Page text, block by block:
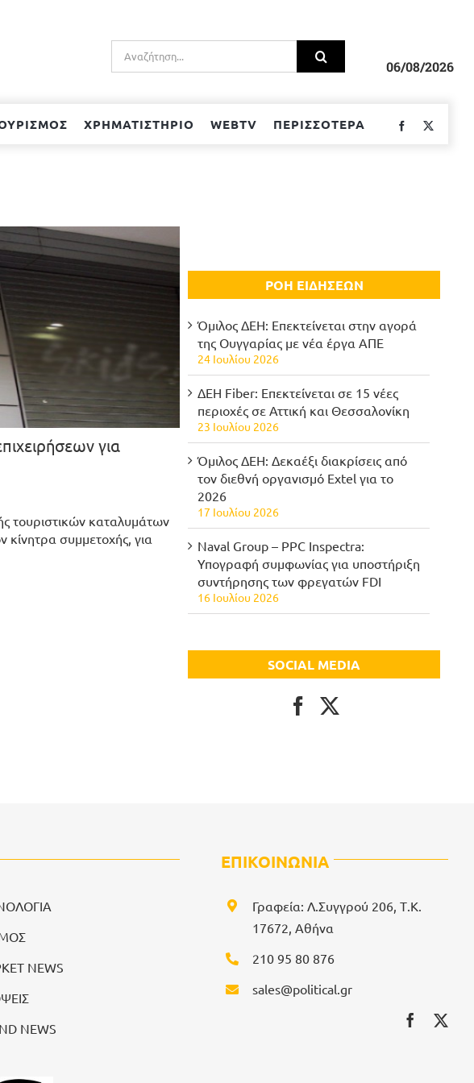
Αναζήτηση
για:
06/08/2026
ΧΡΗΜΑΤΙΣΤΗΡΙΟ WEBTV ΠΕΡΙΣΣΟΤΕΡΑ Facebook
για
τουριστικών καταλυμάτων
συμμετοχής, για
ΡΟΗ ΕΙΔΗΣΕΩΝ
Όμιλος ΔΕΗ: Επεκτείνεται στην αγορά
της Ουγγαρίας με νέα έργα ΑΠΕ
24 Ιουλίου 2026
ΔΕΗ Fiber: Επεκτείνεται σε 15 νέες
περιοχές σε Αττική και Θεσσαλονίκη
23 Ιουλίου 2026
Όμιλος ΔΕΗ: Δεκαέξι διακρίσεις από
τον διεθνή οργανισμό Extel για το
2026
17 Ιουλίου 2026
Naval Group – PPC Inspectra:
Υπογραφή συμφωνίας για υποστήριξη
συντήρησης των φρεγατών FDI
16 Ιουλίου 2026
SOCIAL MEDIA
NEWS
NEWS
ΕΠΙΚΟΙΝΩΝΙΑ
Γραφεία: Λ.Συγγρού 206, Τ.Κ.
17672, Αθήνα
210 95 80 876
sales@political.gr